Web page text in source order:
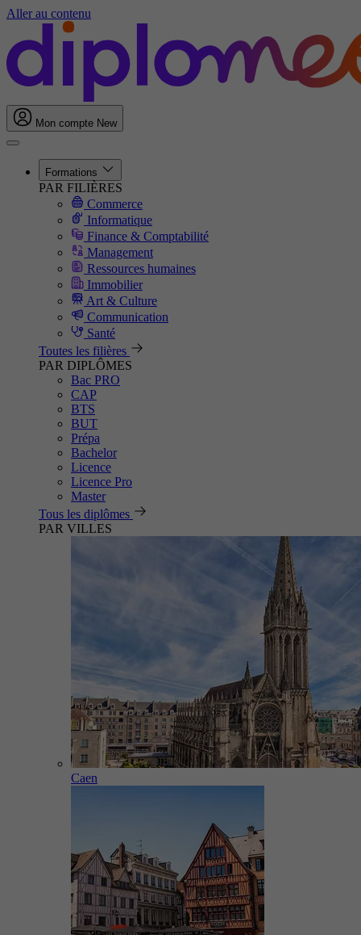
Aller au contenu
Mon compte New
Formations
PAR FILIÈRES
Commerce
Informatique
Finance & Comptabilité
Management
Ressources humaines
Immobilier
Art & Culture
Communication
Santé
Toutes les filières
PAR DIPLÔMES
Bac PRO
CAP
BTS
BUT
Prépa
Bachelor
Licence
Licence Pro
Master
Tous les diplômes
PAR VILLES
Caen